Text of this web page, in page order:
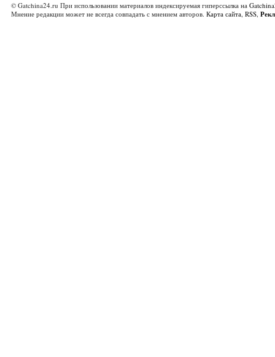
© Gatchina24.ru При использовании материалов индексируемая гиперссылка на
Мнение редакции может не всегда совпадать с мнением авторов. Карта сайта, RSS,